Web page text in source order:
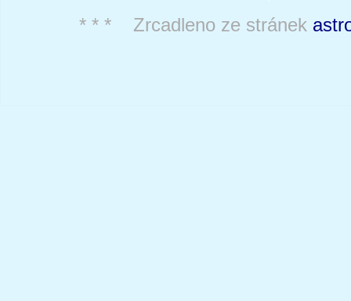
* * * Zrcadleno ze stránek